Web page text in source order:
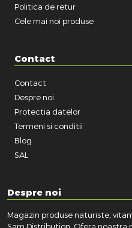
Politica de retur
Cele mai noi produse
Contact
Contact
Despre noi
Protectia datelor
Termeni si conditii
Blog
SAL
Despre noi
Magazin produse naturiste,
Sam Distribution. Ofera noastra